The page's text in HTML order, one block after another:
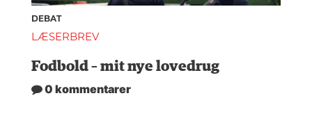
DEBAT
LÆSERBREV
Fodbold – mit nye lovedrug
0 kommentarer